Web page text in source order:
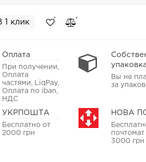
1 клик
Оплата
При получении,
Оплата
частями, LiqPay,
Оплата по iban,
НДС
Вы не
за
УКРПОШТА
Бесплатно от
2000 грн
НОВА
почтомат
3000 грн